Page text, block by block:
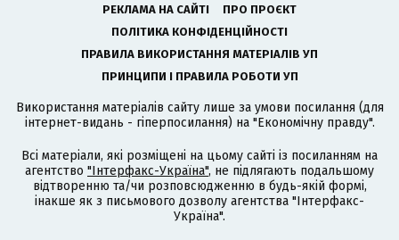
РЕКЛАМА НА САЙТІ
ПРО ПРОЄКТ
ПОЛІТИКА КОНФІДЕНЦІЙНОСТІ
ПРАВИЛА ВИКОРИСТАННЯ МАТЕРІАЛІВ УП
ПРИНЦИПИ І ПРАВИЛА РОБОТИ УП
Використання матеріалів сайту лише за умови посилання (для
інтернет-видань - гіперпосилання) на "Економічну правду".
Всі матеріали, які розміщені на цьому сайті із посиланням на
агентство "Інтерфакс-Україна", не підлягають подальшому
відтворенню та/чи розповсюдженню в будь-якій формі,
інакше як з письмового дозволу агентства "Інтерфакс-
Україна".